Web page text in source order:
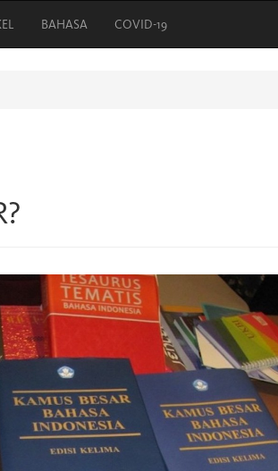
BAHASA COVID-19